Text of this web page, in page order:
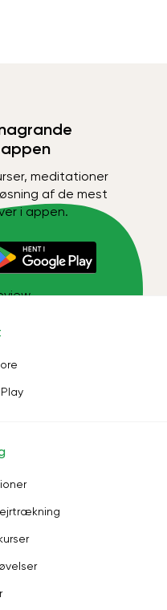
meditationer
af de mest
i appen.